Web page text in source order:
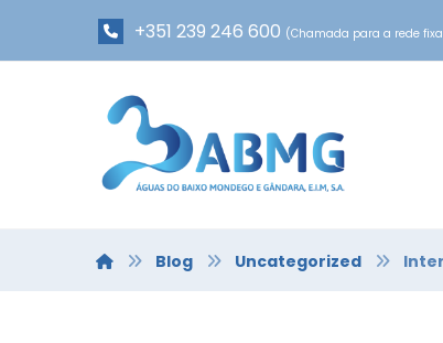
+351 239 246 600 (Chamada para a rede
Blog Uncategorized